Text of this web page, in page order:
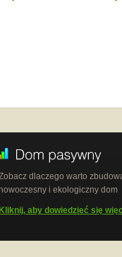
dlaczego warto
i ekologiczny dom
Kliknij, aby dowiedzieć się